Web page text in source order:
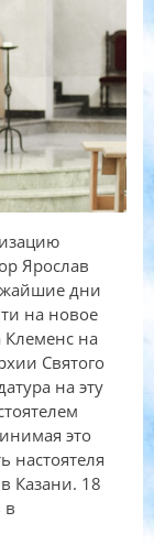
Ярослав
дни
на новое
Клеменс на
Святого
на эту
это
настоятеля
Казани. 18
в